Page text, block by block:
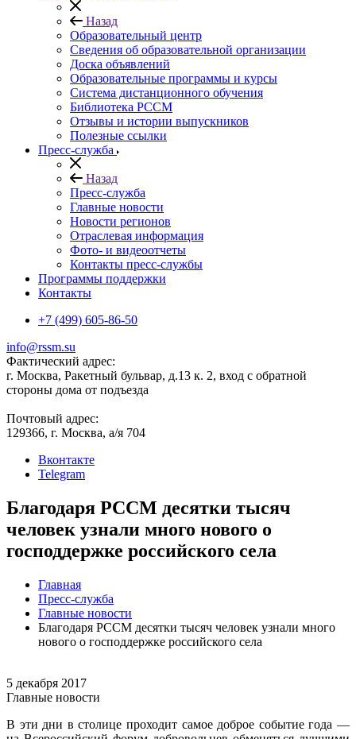
Назад
Образовательный центр
Сведения об образовательной организации
Доска объявлений
Образовательные программы и курсы
Система дистанционного обучения
Библиотека РССМ
Отзывы и истории выпускников
Полезные ссылки
Пресс-служба
Назад
Пресс-служба
Главные новости
Новости регионов
Отраслевая информация
Фото- и видеоотчеты
Контакты пресс-службы
Программы поддержки
Контакты
+7 (499) 605-86-50
info@rssm.su
Фактический адрес:
г. Москва, Ракетный бульвар, д.13 к. 2, вход с обратной
стороны дома от подъезда
Почтовый адрес:
129366, г. Москва, а/я 704
Вконтакте
Telegram
Благодаря РССМ десятки тысяч
человек узнали много нового о
господдержке российского села
Главная
Пресс-служба
Главные новости
Благодаря РССМ десятки тысяч человек узнали много
нового о господдержке российского села
5 декабря 2017
Главные новости
В эти дни в столице проходит самое доброе событие года —